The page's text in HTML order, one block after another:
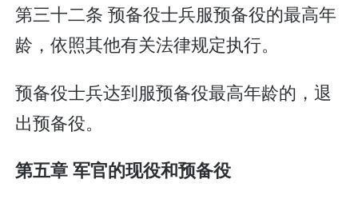
第三十二条 预备役士兵服预备役的最高年
龄，依照其他有关法律规定执行。
预备役士兵达到服预备役最高年龄的，退
出预备役。
第五章 军官的现役和预备役